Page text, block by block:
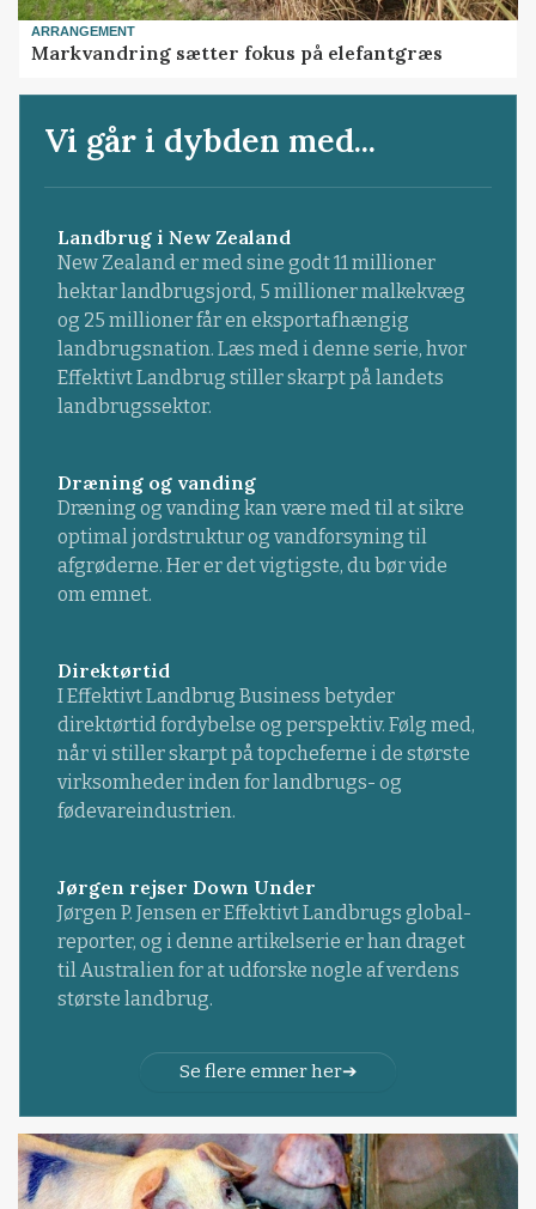
ARRANGEMENT
Markvandring sætter fokus på elefantgræs
Vi går i dybden med...
Landbrug i New Zealand
New Zealand er med sine godt 11 millioner
hektar landbrugsjord, 5 millioner malkekvæg
og 25 millioner får en eksportafhængig
landbrugsnation. Læs med i denne serie, hvor
Effektivt Landbrug stiller skarpt på landets
landbrugssektor.
Dræning og vanding
Dræning og vanding kan være med til at sikre
optimal jordstruktur og vandforsyning til
afgrøderne. Her er det vigtigste, du bør vide
om emnet.
Direktørtid
I Effektivt Landbrug Business betyder
direktørtid fordybelse og perspektiv. Følg med,
når vi stiller skarpt på topcheferne i de største
virksomheder inden for landbrugs- og
fødevareindustrien.
Jørgen rejser Down Under
Jørgen P. Jensen er Effektivt Landbrugs global-
reporter, og i denne artikelserie er han draget
til Australien for at udforske nogle af verdens
største landbrug.
Se flere emner her